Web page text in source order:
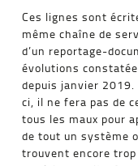
Ces lignes sont
même chaîne de
d’un reportage-
évolutions
depuis janvier
ci, il ne fera pas de
tous les maux pour
de tout un système
trouvent encore